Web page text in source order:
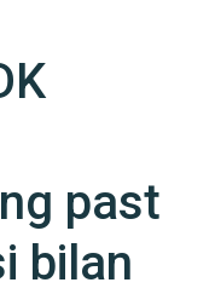
past
bilan